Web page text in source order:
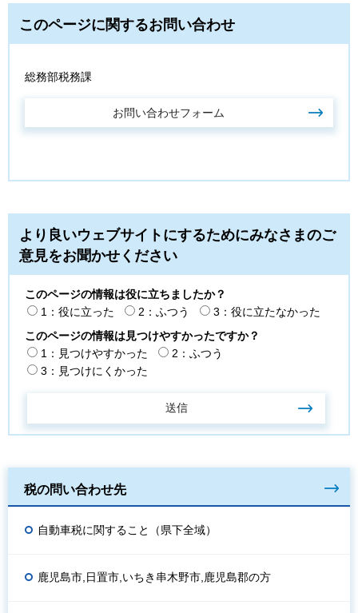
このページに関するお問い合わせ
総務部税務課
より良いウェブサイトにするためにみなさまのご
意見をお聞かせください
このページの情報は役に立ちましたか？
1：役に立った
2：ふつう
3：役に立たなかった
このページの情報は見つけやすかったですか？
1：見つけやすかった
2：ふつう
3：見つけにくかった
税の問い合わせ先
自動車税に関すること（県下全域）
鹿児島市,日置市,いちき串木野市,鹿児島郡の方